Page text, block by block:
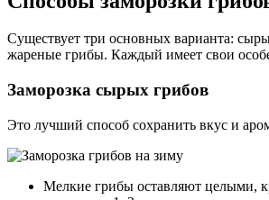
Существует три основных варианта:
жареные грибы. Каждый имеет свои
Заморозка сырых грибов
Это лучший способ сохранить вкус и
Мелкие грибы оставляют целыми,